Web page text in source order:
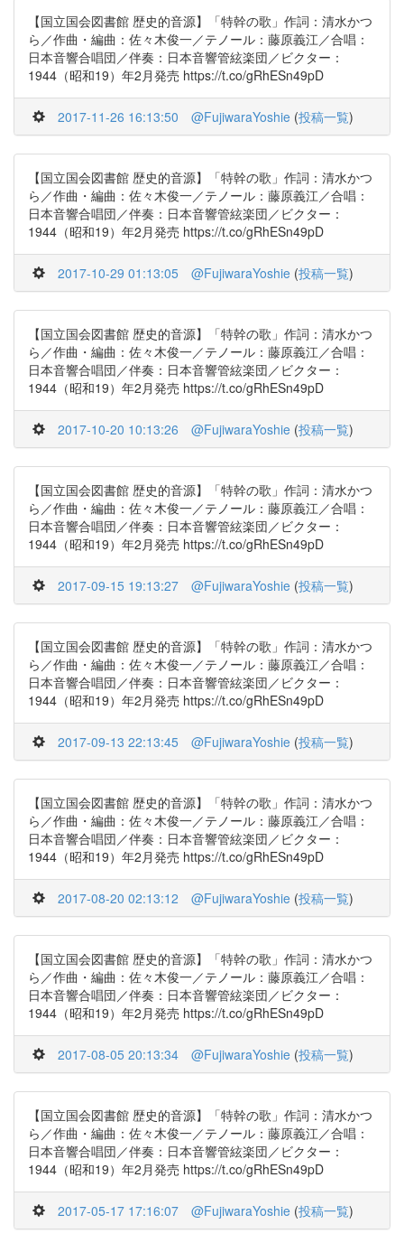
【国立国会図書館 歴史的音源】「特幹の歌」作詞：清水かつ
ら／作曲・編曲：佐々木俊一／テノール：藤原義江／合唱：
日本音響合唱団／伴奏：日本音響管絃楽団／ビクター：
1944（昭和19）年2月発売 https://t.co/gRhESn49pD
2017-11-26 16:13:50 @FujiwaraYoshie (投稿一覧)
【国立国会図書館 歴史的音源】「特幹の歌」作詞：清水かつ
ら／作曲・編曲：佐々木俊一／テノール：藤原義江／合唱：
日本音響合唱団／伴奏：日本音響管絃楽団／ビクター：
1944（昭和19）年2月発売 https://t.co/gRhESn49pD
2017-10-29 01:13:05 @FujiwaraYoshie (投稿一覧)
【国立国会図書館 歴史的音源】「特幹の歌」作詞：清水かつ
ら／作曲・編曲：佐々木俊一／テノール：藤原義江／合唱：
日本音響合唱団／伴奏：日本音響管絃楽団／ビクター：
1944（昭和19）年2月発売 https://t.co/gRhESn49pD
2017-10-20 10:13:26 @FujiwaraYoshie (投稿一覧)
【国立国会図書館 歴史的音源】「特幹の歌」作詞：清水かつ
ら／作曲・編曲：佐々木俊一／テノール：藤原義江／合唱：
日本音響合唱団／伴奏：日本音響管絃楽団／ビクター：
1944（昭和19）年2月発売 https://t.co/gRhESn49pD
2017-09-15 19:13:27 @FujiwaraYoshie (投稿一覧)
【国立国会図書館 歴史的音源】「特幹の歌」作詞：清水かつ
ら／作曲・編曲：佐々木俊一／テノール：藤原義江／合唱：
日本音響合唱団／伴奏：日本音響管絃楽団／ビクター：
1944（昭和19）年2月発売 https://t.co/gRhESn49pD
2017-09-13 22:13:45 @FujiwaraYoshie (投稿一覧)
【国立国会図書館 歴史的音源】「特幹の歌」作詞：清水かつ
ら／作曲・編曲：佐々木俊一／テノール：藤原義江／合唱：
日本音響合唱団／伴奏：日本音響管絃楽団／ビクター：
1944（昭和19）年2月発売 https://t.co/gRhESn49pD
2017-08-20 02:13:12 @FujiwaraYoshie (投稿一覧)
【国立国会図書館 歴史的音源】「特幹の歌」作詞：清水かつ
ら／作曲・編曲：佐々木俊一／テノール：藤原義江／合唱：
日本音響合唱団／伴奏：日本音響管絃楽団／ビクター：
1944（昭和19）年2月発売 https://t.co/gRhESn49pD
2017-08-05 20:13:34 @FujiwaraYoshie (投稿一覧)
【国立国会図書館 歴史的音源】「特幹の歌」作詞：清水かつ
ら／作曲・編曲：佐々木俊一／テノール：藤原義江／合唱：
日本音響合唱団／伴奏：日本音響管絃楽団／ビクター：
1944（昭和19）年2月発売 https://t.co/gRhESn49pD
2017-05-17 17:16:07 @FujiwaraYoshie (投稿一覧)